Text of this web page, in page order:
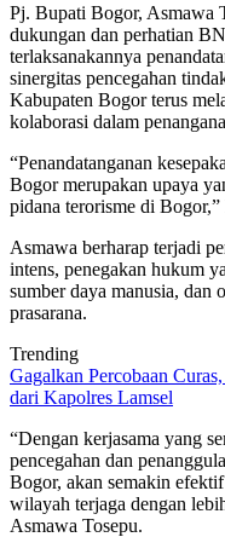
Pj. Bupati Bogor, Asmawa
dukungan dan perhatian
terlaksanakannya
sinergitas pencegahan
Kabupaten Bogor terus
kolaborasi dalam
“Penandatanganan
Bogor merupakan upaya
pidana terorisme di
Asmawa berharap terjadi
intens, penegakan hukum
sumber daya manusia, dan
prasarana.
Trending
Gagalkan Percobaan
dari Kapolres Lamsel
“Dengan kerjasama yang
pencegahan dan
Bogor, akan semakin
wilayah terjaga dengan
Asmawa Tosepu.